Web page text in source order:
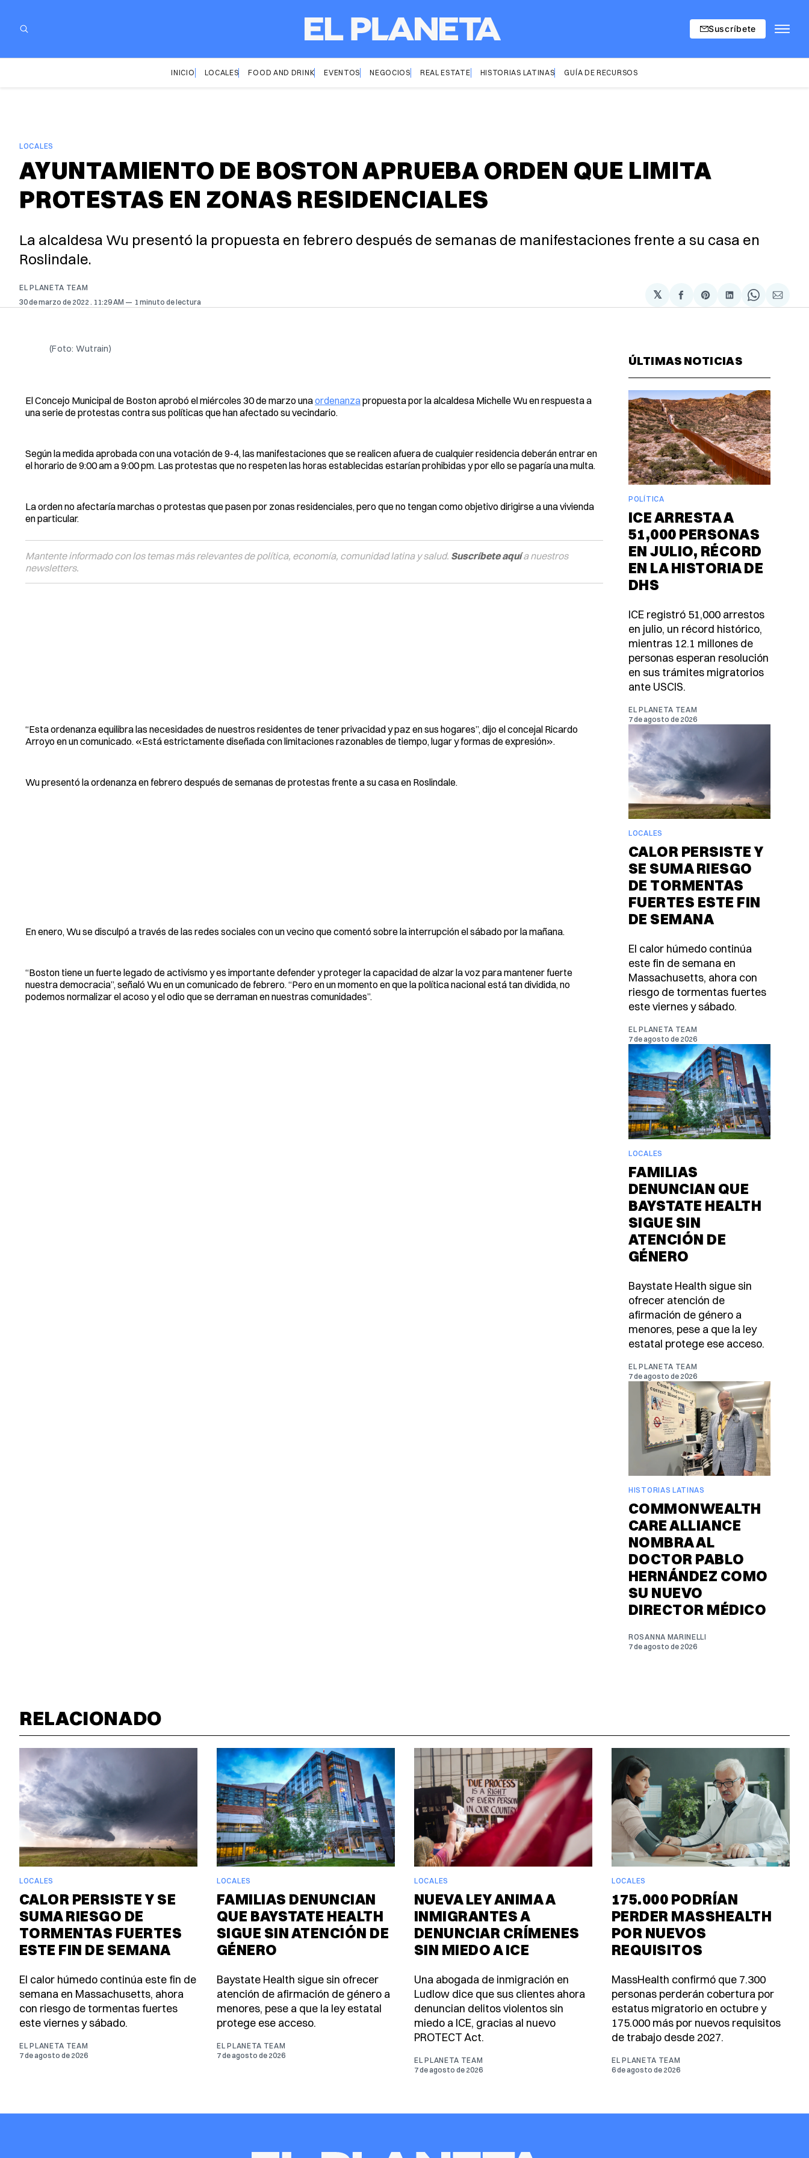
Suscríbete
INICIO LOCALES FOOD AND DRINK EVENTOS NEGOCIOS REAL ESTATE HISTORIAS LATINAS GUÍA DE RECURSOS
LOCALES
AYUNTAMIENTO DE BOSTON APRUEBA ORDEN QUE LIMITA
PROTESTAS EN ZONAS RESIDENCIALES
La alcaldesa Wu presentó la propuesta en febrero después de semanas de manifestaciones frente a su casa en
Roslindale.
EL PLANETA TEAM
30 de marzo de 2022 . 11:29 AM 1 minuto de lectura
𝕏
Compartir
en
Share
on
Compartir
en
Share
on
via
(Foto: Wutrain)
El Concejo Municipal de Boston aprobó el miércoles 30 de marzo unaordenanzapropuesta por la alcaldesa Michelle Wu en respuesta a
una serie de protestas contra sus políticas que han afectado su vecindario.
Según la medida aprobada con una votación de 9-4, las manifestaciones que se realicen afuera de cualquier residencia deberán entrar en
el horario de 9:00 am a 9:00 pm. Las protestas que no respeten las horas establecidas estarían prohibidas y por ello se pagaría una multa.
La orden no afectaría marchas o protestas que pasen por zonas residenciales, pero que no tengan como objetivo dirigirse a una vivienda
en particular.
Mantente informado con los temas más relevantes de política, economía, comunidad latina y salud. Suscríbete aquía nuestros
newsletters.
“Esta ordenanza equilibra las necesidades de nuestros residentes de tener privacidad y paz en sus hogares”, dijo el concejal Ricardo
Arroyo en un comunicado. «Está estrictamente diseñada con limitaciones razonables de tiempo, lugar y formas de expresión».
Wu presentó la ordenanza en febrero después de semanas de protestas frente a su casa en Roslindale.
En enero, Wu se disculpó a través de las redes sociales con un vecino que comentó sobre la interrupción el sábado por la mañana.
“Boston tiene un fuerte legado de activismo y es importante defender y proteger la capacidad de alzar la voz para mantener fuerte
nuestra democracia”, señaló Wu en un comunicado de febrero. “Pero en un momento en que la política nacional está tan dividida, no
podemos normalizar el acoso y el odio que se derraman en nuestras comunidades”.
ÚLTIMAS NOTICIAS
POLÍTICA
ICE ARRESTA A
51,000 PERSONAS
EN JULIO, RÉCORD
EN LA HISTORIA DE
DHS
ICE registró 51,000 arrestos
en julio, un récord histórico,
mientras 12.1 millones de
personas esperan resolución
en sus trámites migratorios
ante USCIS.
EL PLANETA TEAM
7 de agosto de 2026
LOCALES
CALOR PERSISTE Y
SE SUMA RIESGO
DE TORMENTAS
FUERTES ESTE FIN
DE SEMANA
El calor húmedo continúa
este fin de semana en
Massachusetts, ahora con
riesgo de tormentas fuertes
este viernes y sábado.
EL PLANETA TEAM
7 de agosto de 2026
LOCALES
FAMILIAS
DENUNCIAN QUE
BAYSTATE HEALTH
SIGUE SIN
ATENCIÓN DE
GÉNERO
Baystate Health sigue sin
ofrecer atención de
afirmación de género a
menores, pese a que la ley
estatal protege ese acceso.
EL PLANETA TEAM
7 de agosto de 2026
HISTORIAS LATINAS
COMMONWEALTH
CARE ALLIANCE
NOMBRA AL
DOCTOR PABLO
HERNÁNDEZ COMO
SU NUEVO
DIRECTOR MÉDICO
ROSANNA MARINELLI
7 de agosto de 2026
RELACIONADO
LOCALES
CALOR PERSISTE Y SE
SUMA RIESGO DE
TORMENTAS FUERTES
ESTE FIN DE SEMANA
El calor húmedo continúa este fin de
semana en Massachusetts, ahora
con riesgo de tormentas fuertes
este viernes y sábado.
EL PLANETA TEAM
7 de agosto de 2026
LOCALES
FAMILIAS DENUNCIAN
QUE BAYSTATE HEALTH
SIGUE SIN ATENCIÓN DE
GÉNERO
Baystate Health sigue sin ofrecer
atención de afirmación de género a
menores, pese a que la ley estatal
protege ese acceso.
EL PLANETA TEAM
7 de agosto de 2026
LOCALES
NUEVA LEY ANIMA A
INMIGRANTES A
DENUNCIAR CRÍMENES
SIN MIEDO A ICE
Una abogada de inmigración en
Ludlow dice que sus clientes ahora
denuncian delitos violentos sin
miedo a ICE, gracias al nuevo
PROTECT Act.
EL PLANETA TEAM
7 de agosto de 2026
LOCALES
175.000 PODRÍAN
PERDER MASSHEALTH
POR NUEVOS
REQUISITOS
MassHealth confirmó que 7.300
personas perderán cobertura por
estatus migratorio en octubre y
175.000 más por nuevos requisitos
de trabajo desde 2027.
EL PLANETA TEAM
6 de agosto de 2026